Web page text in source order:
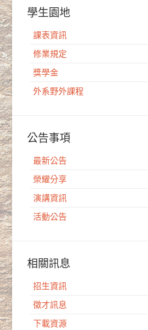
學生園地
課表資訊
修業規定
獎學金
外系野外課程
公告事項
最新公告
榮耀分享
演講資訊
活動公告
相關訊息
招生資訊
徵才訊息
下載資源